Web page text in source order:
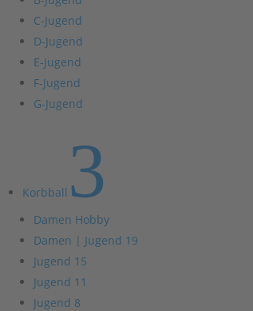
C-Jugend
D-Jugend
E-Jugend
F-Jugend
G-Jugend
Korbball 3
Damen Hobby
Damen | Jugend 19
Jugend 15
Jugend 11
Jugend 8